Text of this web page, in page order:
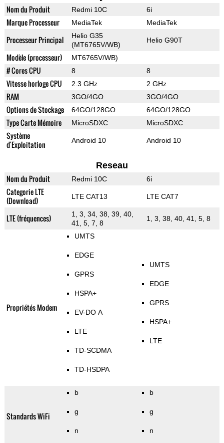
Nom du Produit Redmi 10C 6i
Marque Processeur MediaTek MediaTek
Processeur Principal
Helio G35
(MT6765V/WB)
Helio G90T
Modèle (processeur) MT6765V/WB)
# Cores CPU 8 8
Vitesse horloge CPU 2.3 GHz 2 GHz
RAM 3GO/4GO 3GO/4GO
Options de Stockage 64GO/128GO 64GO/128GO
Type Carte Mémoire MicroSDXC MicroSDXC
Système
d'Exploitation
Android 10 Android 10
Reseau
Nom du Produit Redmi 10C 6i
Categorie LTE
(Download)
LTE CAT13 LTE CAT7
LTE (fréquences)
1, 3, 34, 38, 39, 40,
41, 5, 7, 8
1, 3, 38, 40, 41, 5, 8
Propriétés Modem
UMTS
EDGE
GPRS
HSPA+
EV-DO A
LTE
TD-SCDMA
TD-HSDPA
UMTS
EDGE
GPRS
HSPA+
LTE
Standards WiFi
b
g
n
b
g
n